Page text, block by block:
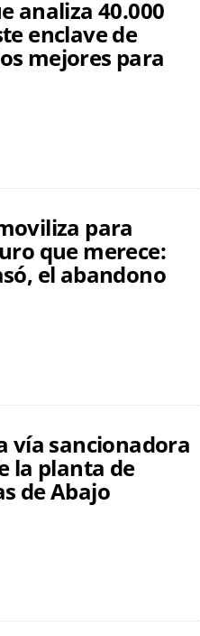
analiza 40.000
enclave de
mejores para
para
que merece:
el abandono
vía sancionadora
la planta de
de Abajo